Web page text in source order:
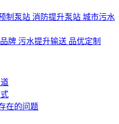
制泵站 消防提升泵站 城市污水
牌 污水提升输送 品优定制
在的问题